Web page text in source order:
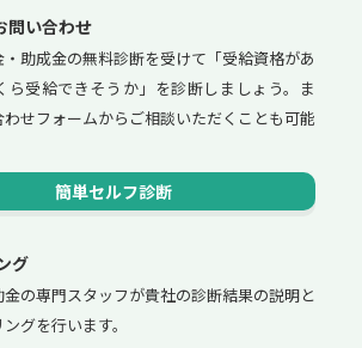
問い合わせ
・助成金の無料診断を受けて「受給資格があ
ら受給できそうか」を診断しましょう。ま
せフォームからご相談いただくことも可能
簡単セルフ診断
グ
金の専門スタッフが貴社の診断結果の説明と
グを行います。